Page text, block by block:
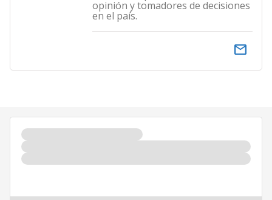
opinión y tomadores de decisiones
en el país.
email